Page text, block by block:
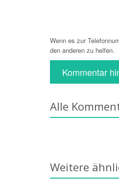
Wenn es zur
den anderen zu helfen.
Kommentar
Alle
Weitere